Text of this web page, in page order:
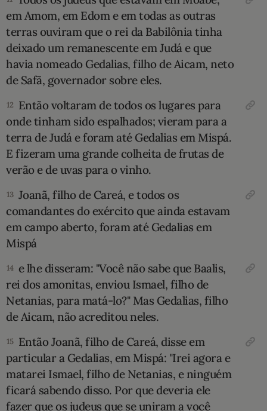
em Amom, em Edom e em todas as outras
terras ouviram que o rei da Babilônia tinha
deixado um remanescente em Judá e que
havia nomeado Gedalias, filho de Aicam, neto
de Safã, governador sobre eles.
12 Então voltaram de todos os lugares para
onde tinham sido espalha­dos; vieram para a
terra de Judá e foram até Gedalias em Mispá.
E fizeram uma grande colheita de frutas de
verão e de uvas para o vinho.
13 Joanã, filho de Careá, e todos os
co­mandantes do exército que ainda estavam
em campo aberto, foram até Gedalias em
Mispá
14 e lhe disseram: "Você não sabe que Baalis,
rei dos amonitas, enviou Ismael, filho de
Netanias, para matá-lo?" Mas Gedalias, filho
de Aicam, não acreditou neles.
15 Então Joanã, filho de Careá, disse em
particular a Gedalias, em Mispá: "Irei agora e
matarei Ismael, filho de Netanias, e ninguém
ficará sabendo disso. Por que deveria ele
fazer que os judeus que se uniram a você